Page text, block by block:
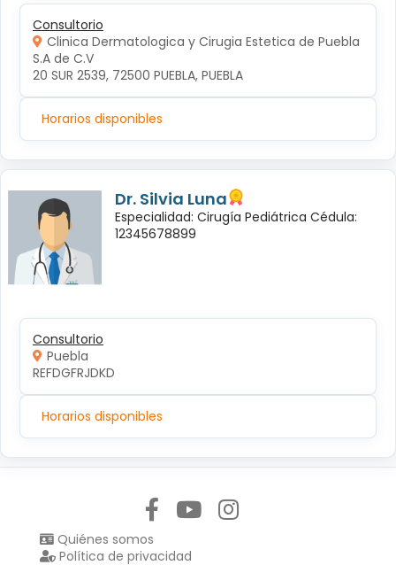
Consultorio
Clinica Dermatologica y Cirugia Estetica de Puebla
S.A de C.V
20 SUR 2539, 72500 PUEBLA, PUEBLA
Horarios disponibles
Dr. Silvia Luna
Especialidad: Cirugía Pediátrica Cédula:
12345678899
Consultorio
Puebla
REFDGFRJDKD
Horarios disponibles
Quiénes somos
Política de privacidad